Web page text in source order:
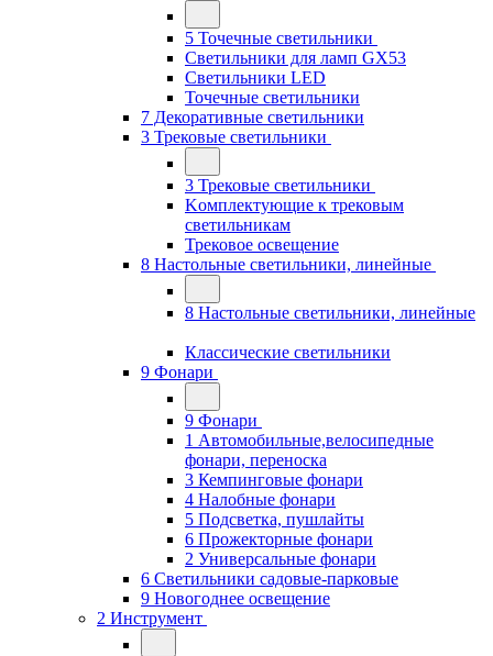
5 Точечные светильники
Светильники для ламп GХ53
Cветильники LED
Точечные светильники
7 Декоративные светильники
3 Трековые светильники
3 Трековые светильники
Kомплектующие к трековым
светильникам
Трековое освещение
8 Настольные светильники, линейные
8 Настольные светильники, линейные
Классические светильники
9 Фонари
9 Фонари
1 Автомобильные,велосипедные
фонари, переноска
3 Кемпинговые фонари
4 Налобные фонари
5 Подсветка, пушлайты
6 Прожекторные фонари
2 Универсальные фонари
6 Светильники садовые-парковые
9 Новогоднее освещение
2 Инструмент